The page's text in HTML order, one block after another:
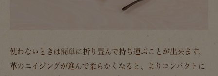
使わないときは簡単に折り畳んで持ち運ぶことが出来ます。
革のエイジングが進んで柔らかくなると、よりコンパクトに